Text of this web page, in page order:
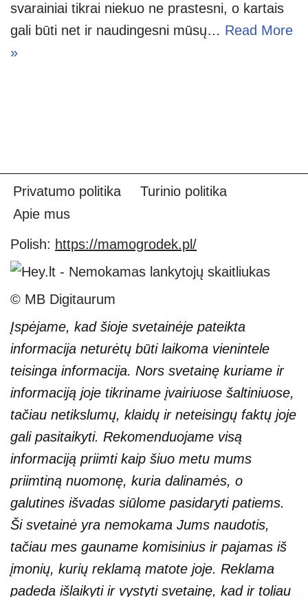
svarainiai tikrai niekuo ne prastesni, o kartais
gali būti net ir naudingesni mūsų… Read More
»
Privatumo politika
Turinio politika
Apie mus
Polish: https://mamogrodek.pl/
© MB Digitaurum
Įspėjame, kad šioje svetainėje pateikta
informacija neturėtų būti laikoma vienintele
teisinga informacija. Nors svetainę kuriame ir
informaciją joje tikriname įvairiuose šaltiniuose,
tačiau netikslumų, klaidų ir neteisingų faktų joje
gali pasitaikyti. Rekomenduojame visą
informaciją priimti kaip šiuo metu mums
priimtiną nuomonę, kuria dalinamės, o
galutines išvadas siūlome pasidaryti patiems.
Ši svetainė yra nemokama Jums naudotis,
tačiau mes gauname komisinius ir pajamas iš
įmonių, kurių reklamą matote joje. Reklama
padeda išlaikyti ir vystyti svetainę, kad ir toliau